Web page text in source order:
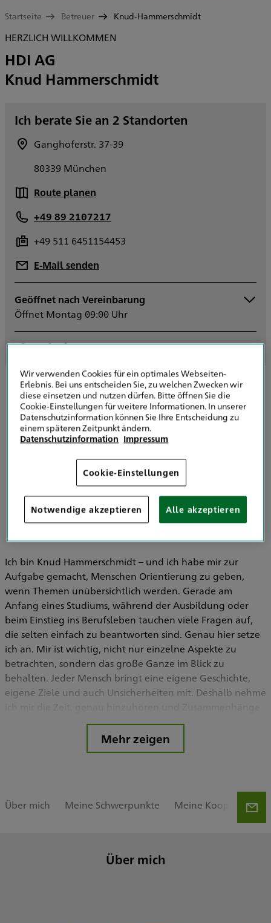
Startseite Betreuer Knud-Hammerschmidt
HERZLICH WILLKOMMEN
HDI AG
Knud Hammerschmidt
Ich berate Sie an 2 Standorten
Ganghoferstr. 37-39
80339 München
Route planen
+49 89 2107217
+49 511 6451154453
E-Mail senden
Geöffnet nach Vereinbarung
Öffnet Montag 09:00 Uhr
Montag
Dienstag
Mittwoch
09:00 - 17:00
Donnerstag
09:00 - 17:00
Samstag
Sonntag
Sowie nach Vereinbarung
Kontaktanfrage senden
Ihr Spezialist für junge Menschen,
Studierende und Auszubildende in
Ich bin Knud Hammerschmidt – und ich habe mir zur
Aufgabe gemacht, Menschen Orientierung zu geben,
wenn Themen unübersichtlich werden. Gerade am
Anfang eines Studiums, während der Ausbildung oder
beim Einstieg ins Berufsleben tauchen viele Fragen auf,
die selten einfach zu beantworten sind. Genau hier setze
ich an. Mir ist wichtig, nicht nur einzelne Aspekte zu
betrachten, sondern das große Ganze im Blick zu
behalten. Jeder Mensch bringt eine eigene Geschichte,
eigene Ziele und auch Unsicherheiten mit. Deshalb nehme
verständlich zu machen. Mein Anspruch ist es, dir einen
klaren Überblick zu verschaffen, damit du Entscheidungen
treffen kannst, die wirklich zu dir passen – heute und in
Mehr zeigen
Über mich Meine Schwerpunkte Meine
Über mich
Wir verwenden Cookies für ein optimales Webseiten-
Erlebnis. Bei uns entscheiden Sie, zu welchen Zwecken wir
diese einsetzen und nutzen dürfen. Bitte öffnen Sie die
Cookie-Einstellungen für weitere Informationen. In unserer
Datenschutzinformation können Sie Ihre Entscheidung zu
einem späteren Zeitpunkt ändern.
Datenschutzinformation Impressum
Cookie-Einstellungen
Notwendige akzeptieren Alle akzeptieren